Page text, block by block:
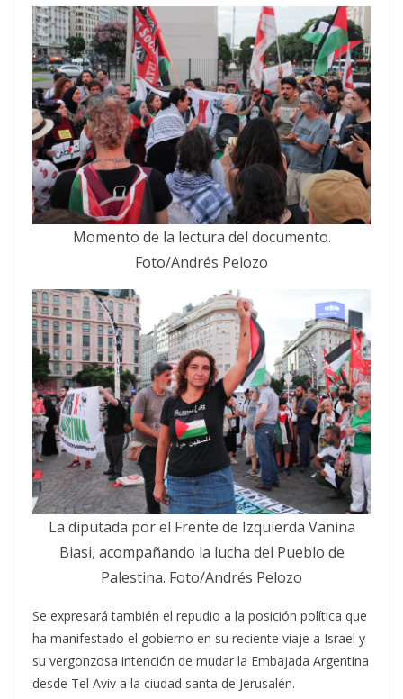
Momento de la lectura del documento.
Foto/Andrés Pelozo
La diputada por el Frente de Izquierda Vanina
Biasi, acompañando la lucha del Pueblo de
Palestina. Foto/Andrés Pelozo
Se expresará también el repudio a la posición política que
ha manifestado el gobierno en su reciente viaje a Israel y
su vergonzosa intención de mudar la Embajada Argentina
desde Tel Aviv a la ciudad santa de Jerusalén.